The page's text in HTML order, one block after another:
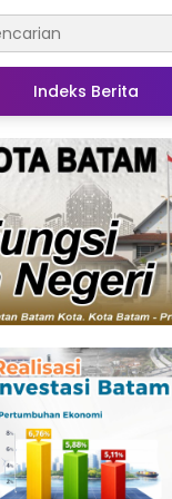
Indeks Berita